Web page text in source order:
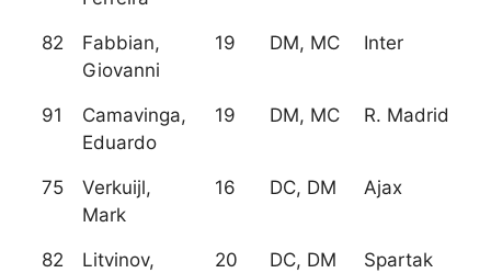
82
Fabbian,
Giovanni
19 DM, MC Inter
91
Camavinga,
Eduardo
19 DM, MC R. Madrid
75
Verkuijl,
Mark
16 DC, DM Ajax
82
Litvinov,
20 DC, DM
Spartak